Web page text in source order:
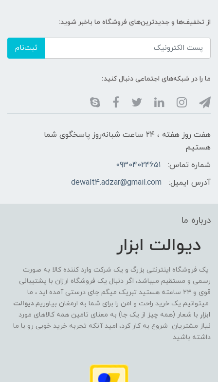
از تخفیف‌ها و جدیدترین‌های فروشگاه ما باخبر شوید:
ثبت‌نام
ما را در شبکه‌های اجتماعی دنبال کنید:
هفت روز هفته ، ۲۴ ساعت شبانه‌روز پاسخگوی شما
هستیم
شماره تماس:
09304024651
آدرس ایمیل:
dewalt4.adzar@gmail.com
درباره ما
دیوالت ابزار
یک فروشگاه اینترنتی بزرگ و یک شرکت وارد کننده کالا به صورت
رسمی و مستقیم میباشد، اگر دنبال یک فروشگاه ارزان با پشتیبانی
قوی و ۲۴ ساعته هستید تبریک میگم جای درستی آمده اید ، ما
میتوانیم یک خرید راحت و امن را برای شما به ارمغان بیاوریم.دیوالت
ابزار با شعار (همه چیز از یک جا) به معنای تامین همه کالاهای مورد
نیاز مشتریان شروع به کار کرد، امید آنکه تجربه خرید خوبی رو با ما
داشته باشید